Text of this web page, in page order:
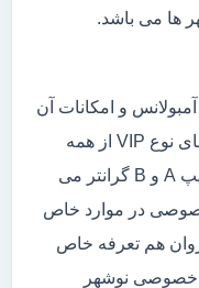
ها می باشد.
آمبولانس و امکانات آن
متفاوت خواهد بود معمولا آمبولانس های نوع VIP از همه
مدل ها گرانتر و بعد از آن مدل های تیپ A و B گرانتر می
خصوصی در موارد خاص
هم تعرفه خاص
خصوصی نوشهر